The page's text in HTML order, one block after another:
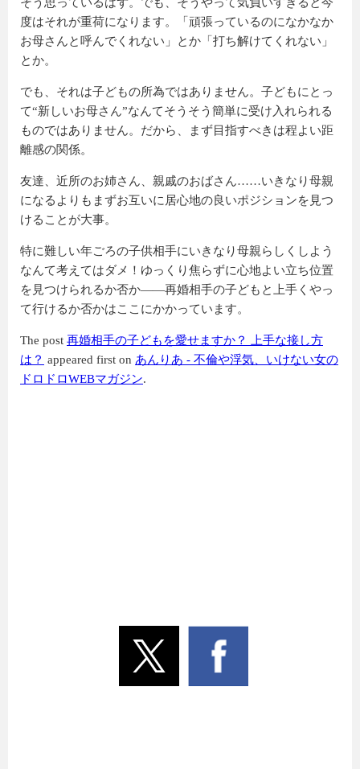
度はそれが重荷になります。「頑張っているのになかなか
お母さんと呼んでくれない」とか「打ち解けてくれない」
とか。
でも、それは子どもの所為ではありません。子どもにとっ
て“新しいお母さん”なんてそうそう簡単に受け入れられる
ものではありません。だから、まず目指すべきは程よい距
離感の関係。
友達、近所のお姉さん、親戚のおばさん……いきなり母親
になるよりもまずお互いに居心地の良いポジションを見つ
けることが大事。
特に難しい年ごろの子供相手にいきなり母親らしくしよう
なんて考えてはダメ！ゆっくり焦らずに心地よい立ち位置
を見つけられるか否か――再婚相手の子どもと上手くやっ
て行けるか否かはここにかかっています。
The post 再婚相手の子どもを愛せますか？ 上手な接し方
は？ appeared first on あんりあ - 不倫や浮気、いけない女の
ドロドロWEBマガジン.